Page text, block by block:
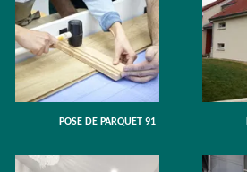
POSE DE PARQUET 91